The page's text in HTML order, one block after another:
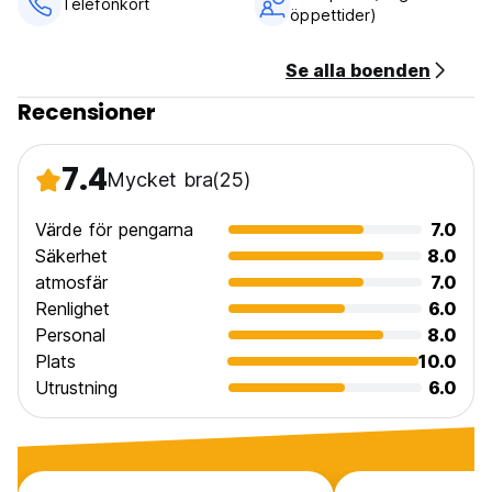
Inget utegångsförbud.
Telefonkort
öppettider)
Se alla boenden
Recensioner
7.4Mycket bra(25)
Värde för pengarna
7.0
Säkerhet
8.0
atmosfär
7.0
Renlighet
6.0
Personal
8.0
Plats
10.0
Utrustning
6.0